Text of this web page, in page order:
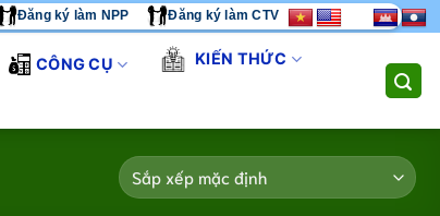
- CHÚNG TÔI CUNG CẤP GIẢI PHÁP THI CÔNG TOÀN
Đăng ký làm NPP Đăng ký làm CTV
CÔNG CỤ KIẾN THỨC